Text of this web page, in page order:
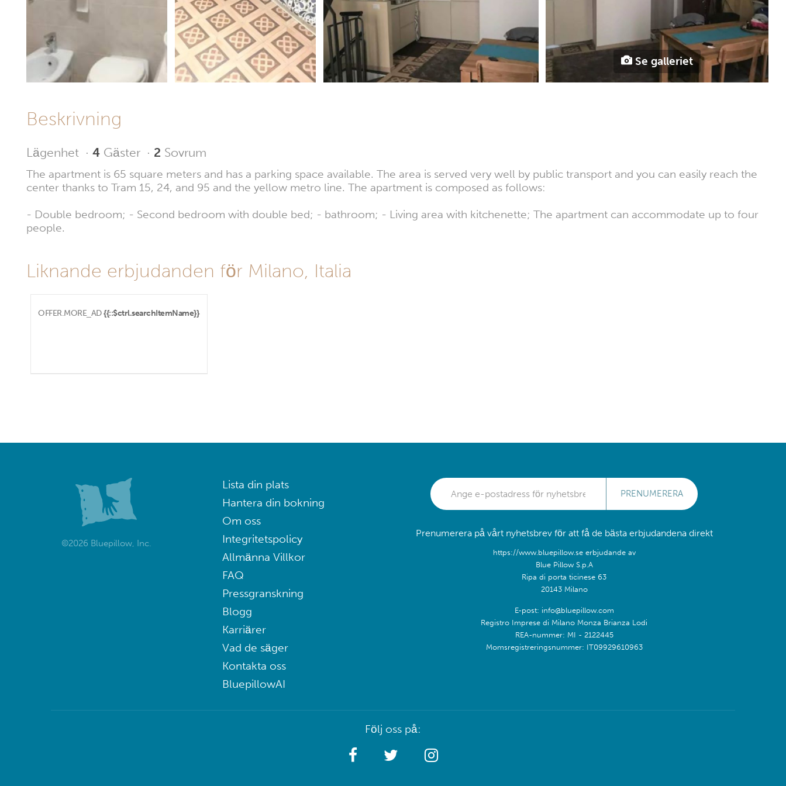
Se galleriet
Beskrivning
Lägenhet · 4 Gäster · 2 Sovrum
The apartment is 65 square meters and has a parking space available. The area is served very well by public transport and you can easily reach the
center thanks to Tram 15, 24, and 95 and the yellow metro line. The apartment is composed as follows:
- Double bedroom; - Second bedroom with double bed; - bathroom; - Living area with kitchenette; The apartment can accommodate up to four
people.
Liknande erbjudanden för Milano, Italia
OFFER.MORE_AD {{::$ctrl.searchItemName}}
©2026 Bluepillow, Inc.
Lista din plats
Hantera din bokning
Om oss
Integritetspolicy
Allmänna Villkor
FAQ
Pressgranskning
Blogg
Karriärer
Vad de säger
Kontakta oss
BluepillowAI
PRENUMERERA
Prenumerera på vårt nyhetsbrev för att få de bästa erbjudandena direkt
https://www.bluepillow.se erbjudande av
Blue Pillow S.p.A
Ripa di porta ticinese 63
20143 Milano
E-post: info@bluepillow.com
Registro Imprese di Milano Monza Brianza Lodi
REA-nummer: MI - 2122445
Momsregistreringsnummer: IT09929610963
Följ oss på: